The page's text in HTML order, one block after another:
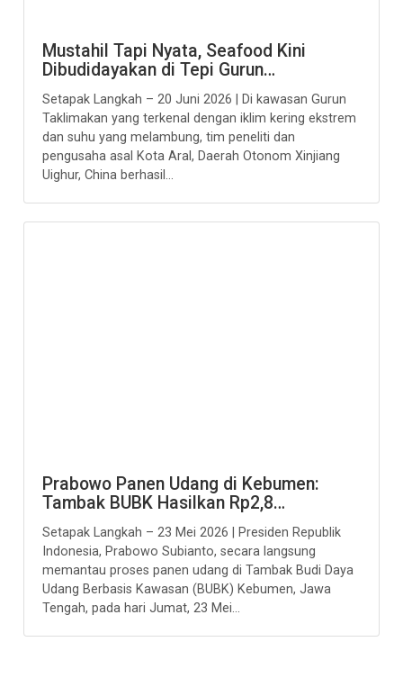
Mustahil Tapi Nyata, Seafood Kini
Dibudidayakan di Tepi Gurun…
Setapak Langkah – 20 Juni 2026 | Di kawasan Gurun
Taklimakan yang terkenal dengan iklim kering ekstrem
dan suhu yang melambung, tim peneliti dan
pengusaha asal Kota Aral, Daerah Otonom Xinjiang
Uighur, China berhasil...
Prabowo Panen Udang di Kebumen:
Tambak BUBK Hasilkan Rp2,8…
Setapak Langkah – 23 Mei 2026 | Presiden Republik
Indonesia, Prabowo Subianto, secara langsung
memantau proses panen udang di Tambak Budi Daya
Udang Berbasis Kawasan (BUBK) Kebumen, Jawa
Tengah, pada hari Jumat, 23 Mei...